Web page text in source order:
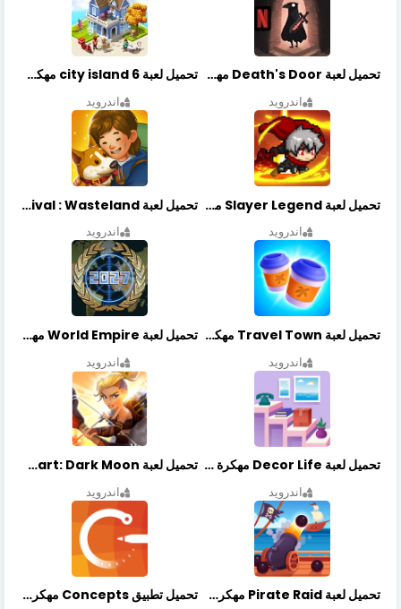
تحميل لعبة Death's Door مهكرة أخر إصدار
اندرويد
تحميل لعبة city island 6 مهكرة أخر إصدار
اندرويد
تحميل لعبة Slayer Legend مهكرة أخر إصدار
اندرويد
تحميل لعبة Merge Survival : Wasteland مهكرة أخر إصدار
اندرويد
تحميل لعبة Travel Town مهكرة أخر إصدار
اندرويد
تحميل لعبة World Empire مهكرة أخر إصدار
اندرويد
تحميل لعبة Decor Life مهكرة أخر إصدار
اندرويد
تحميل لعبة Lionheart: Dark Moon مهكرة أخر إصدار
اندرويد
تحميل لعبة Pirate Raid مهكرة أخر إصدار تحميل تطبيق Concepts مهكر أخر إصدار